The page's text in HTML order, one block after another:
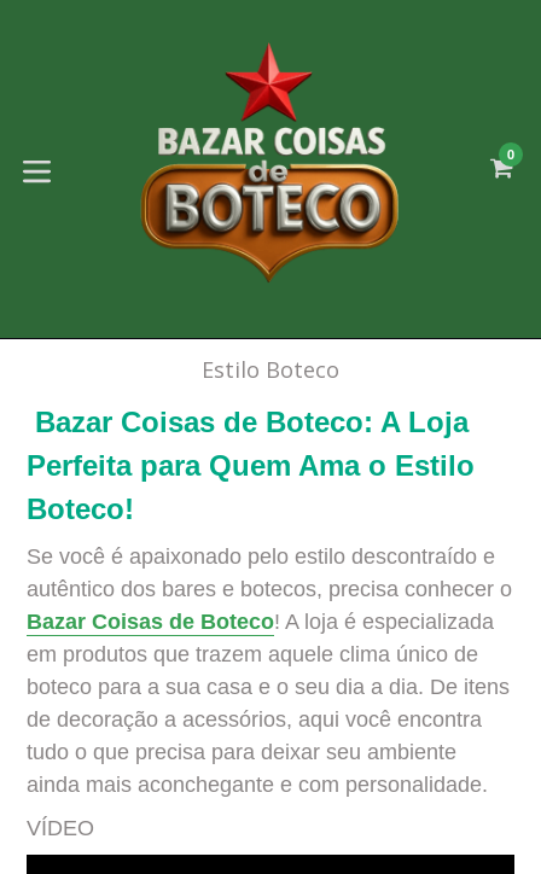
expandir/colapsar
0
Estilo Boteco
Bazar Coisas de Boteco: A Loja
Perfeita para Quem Ama o Estilo
Boteco!
Se você é apaixonado pelo estilo descontraído e
autêntico dos bares e botecos, precisa conhecer o
Bazar Coisas de Boteco! A loja é especializada
em produtos que trazem aquele clima único de
boteco para a sua casa e o seu dia a dia. De itens
de decoração a acessórios, aqui você encontra
tudo o que precisa para deixar seu ambiente
ainda mais aconchegante e com personalidade.
VÍDEO